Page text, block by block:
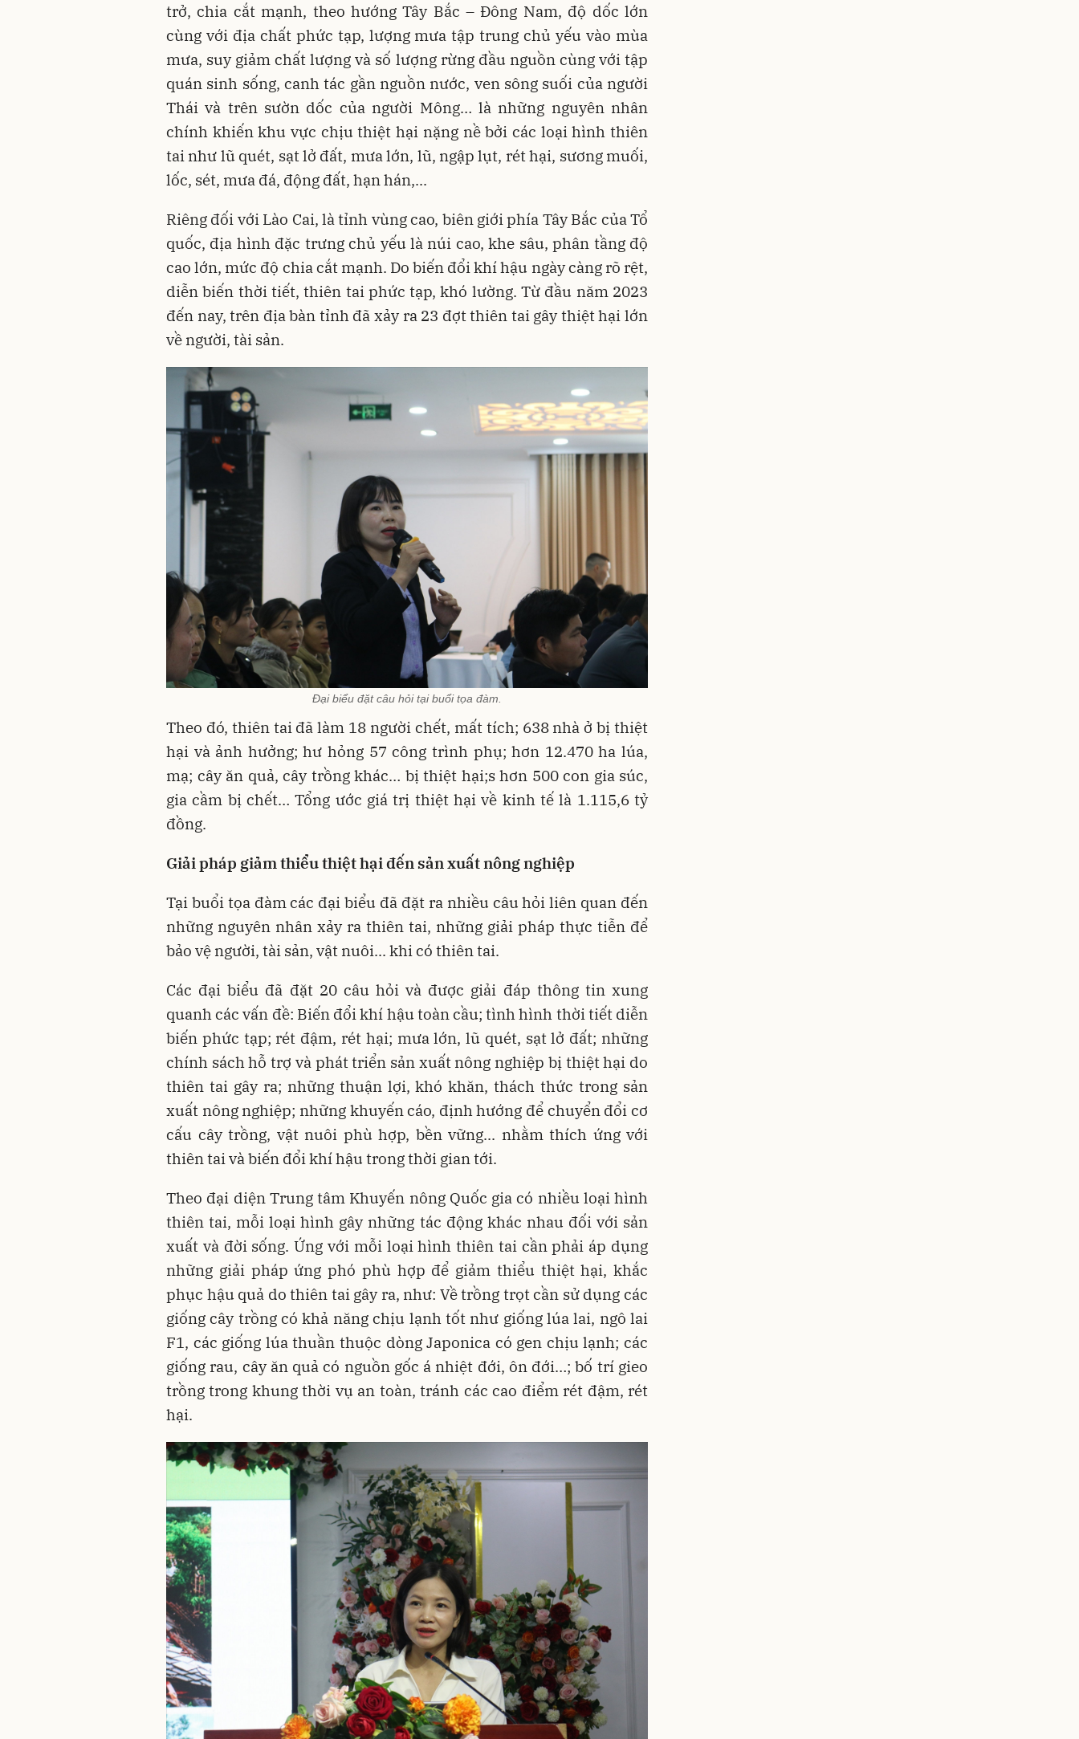
trở, chia cắt mạnh, theo hướng Tây Bắc – Đông Nam, độ dốc lớn
cùng với địa chất phức tạp, lượng mưa tập trung chủ yếu vào mùa
mưa, suy giảm chất lượng và số lượng rừng đầu nguồn cùng với tập
quán sinh sống, canh tác gần nguồn nước, ven sông suối của người
Thái và trên sườn dốc của người Mông… là những nguyên nhân
chính khiến khu vực chịu thiệt hại nặng nề bởi các loại hình thiên
tai như lũ quét, sạt lở đất, mưa lớn, lũ, ngập lụt, rét hại, sương muối,
lốc, sét, mưa đá, động đất, hạn hán,...
Riêng đối với Lào Cai, là tỉnh vùng cao, biên giới phía Tây Bắc của Tổ
quốc, địa hình đặc trưng chủ yếu là núi cao, khe sâu, phân tầng độ
cao lớn, mức độ chia cắt mạnh. Do biến đổi khí hậu ngày càng rõ rệt,
diễn biến thời tiết, thiên tai phức tạp, khó lường. Từ đầu năm 2023
đến nay, trên địa bàn tỉnh đã xảy ra 23 đợt thiên tai gây thiệt hại lớn
về người, tài sản.
Đại biểu đặt câu hỏi tại buổi tọa đàm.
Theo đó, thiên tai đã làm 18 người chết, mất tích; 638 nhà ở bị thiệt
hại và ảnh hưởng; hư hỏng 57 công trình phụ; hơn 12.470 ha lúa,
mạ; cây ăn quả, cây trồng khác… bị thiệt hại;s hơn 500 con gia súc,
gia cầm bị chết… Tổng ước giá trị thiệt hại về kinh tế là 1.115,6 tỷ
đồng.
Giải pháp giảm thiểu thiệt hại đến sản xuất nông nghiệp
Tại buổi tọa đàm các đại biểu đã đặt ra nhiều câu hỏi liên quan đến
những nguyên nhân xảy ra thiên tai, những giải pháp thực tiễn để
bảo vệ người, tài sản, vật nuôi... khi có thiên tai.
Các đại biểu đã đặt 20 câu hỏi và được giải đáp thông tin xung
quanh các vấn đề: Biến đổi khí hậu toàn cầu; tình hình thời tiết diễn
biến phức tạp; rét đậm, rét hại; mưa lớn, lũ quét, sạt lở đất; những
chính sách hỗ trợ và phát triển sản xuất nông nghiệp bị thiệt hại do
thiên tai gây ra; những thuận lợi, khó khăn, thách thức trong sản
xuất nông nghiệp; những khuyến cáo, định hướng để chuyển đổi cơ
cấu cây trồng, vật nuôi phù hợp, bền vững... nhằm thích ứng với
thiên tai và biến đổi khí hậu trong thời gian tới.
Theo đại diện Trung tâm Khuyến nông Quốc gia có nhiều loại hình
thiên tai, mỗi loại hình gây những tác động khác nhau đối với sản
xuất và đời sống. Ứng với mỗi loại hình thiên tai cần phải áp dụng
những giải pháp ứng phó phù hợp để giảm thiểu thiệt hại, khắc
phục hậu quả do thiên tai gây ra, như: Về trồng trọt cần sử dụng các
giống cây trồng có khả năng chịu lạnh tốt như giống lúa lai, ngô lai
F1, các giống lúa thuần thuộc dòng Japonica có gen chịu lạnh; các
giống rau, cây ăn quả có nguồn gốc á nhiệt đới, ôn đới…; bố trí gieo
trồng trong khung thời vụ an toàn, tránh các cao điểm rét đậm, rét
hại.